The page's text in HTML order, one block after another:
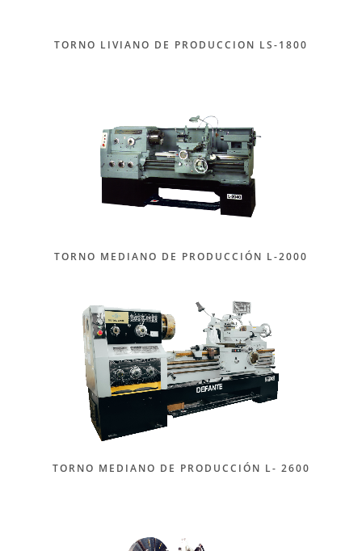
TORNO LIVIANO DE PRODUCCION LS-1800
TORNO MEDIANO DE PRODUCCIÓN L-2000
TORNO MEDIANO DE PRODUCCIÓN L- 2600